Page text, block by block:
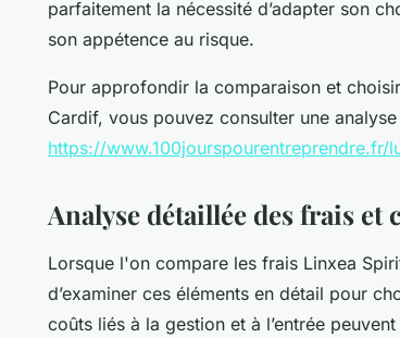
parfaitement la nécessité d’adapter son
son appétence au risque.
Pour approfondir la comparaison et
Cardif, vous pouvez consulter une
https://
Analyse détaillée des frais et
Lorsque l'on compare les frais Linxea
d’examiner ces éléments en détail pour
coûts liés à la gestion et à l’entrée